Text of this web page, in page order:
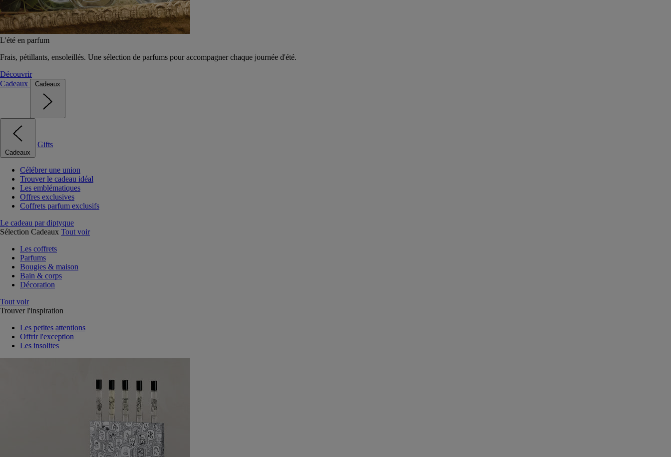
L'été en parfum
Frais, pétillants, ensoleillés. Une sélection de parfums pour accompagner chaque journée d'été.
Découvrir
Cadeaux
Cadeaux
Cadeaux
Gifts
Célébrer une union
Trouver le cadeau idéal
Les emblématiques
Offres exclusives
Coffrets parfum exclusifs
Le cadeau par diptyque
Sélection Cadeaux Tout voir
Les coffrets
Parfums
Bougies & maison
Bain & corps
Décoration
Tout voir
Trouver l'inspiration
Les petites attentions
Offrir l'exception
Les insolites